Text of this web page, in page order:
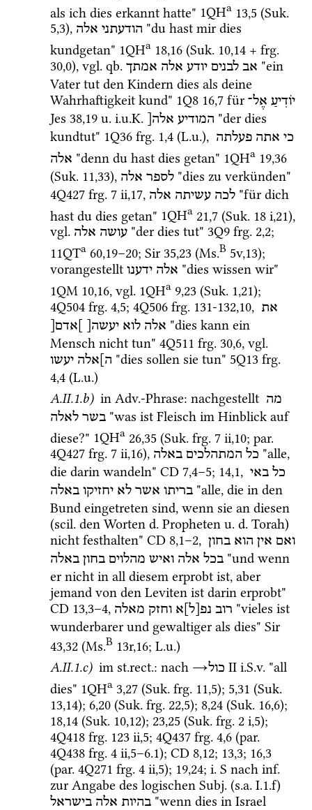
als ich dies erkannt hatte" 1QHa 13,5 (Suk.
5,3), הודעתני אלה
"du hast mir dies
kundgetan" 1QHa 18,16 (Suk. 10,14 + frg.
30,0), vgl. qb. אב לבנים יודע אלה אמתך
"ein
Vater tut den Kindern dies als deine
Wahrhaftigkeit kund" 1Q8 16,7 für יוֹדִיעַ אֶל־
Jes 38,19 u. i.u.K. המודיע אלה[
"der dies
kundtut" 1Q36 frg. 1,4 (L.u.), כי אתה פעלתה
אלה "denn du hast dies getan" 1QHa 19,36
(Suk. 11,33), לספר אלה
4Q427 frg. 7 ii,17, לכה עשיתה אלה
"für dich
hast du dies getan" 1QHa 21,7 (Suk. 18 i,21)
vgl.
עושה אלה "der dies tut" 3Q9 frg. 2,2
11QTa 60,19–20; Sir 35,23 (Ms.B 5v,13);
vorangestellt
אלה ידענו
1QM 10,16, vgl. 1QHa 9,23 (Suk. 1,21)
4Q504 frg. 4,5; 4Q506 frg. 131-132,10, את
אלה לוא יעשה[ ]אדם[
"dies kann ein
Mensch nicht tun" 4Q511 frg. 30,6, vgl.
ה]אלה יעשו "dies sollen sie tun" 5Q13 frg.
4,4 (L.u.)
A.II.1.b) in Adv.-Phrase: nachgestellt מה
בשר לאלה
"was ist Fleisch im Hinblick auf
diese?" 1QHa 26,35 (Suk. frg. 7 ii,10; par.
4Q427 frg. 7 ii,16), כל המתהלכים באלה
"alle,
die darin wandeln" CD 7,4–5; 14,1, כל באי
בריתו אשר לא יחזיקו באלה
"alle, die in den
Bund eingetreten sind, wenn sie an diesen
(scil. den Worten d. Propheten u. d. Torah)
nicht festhalten" CD 8,1–2, ואם אין הוא בחון
בכל אלה ואיש מהלוים בחון באלה
"und wenn
er nicht in all diesem erprobt ist, aber
CD 13,3–4, רוב נפ[ל]א וחזק מאלה
"vieles ist
wunderbarer und gewaltiger als dies" Sir
43,32 (Ms.B 13r,16; L.u.)
A.II.1.c) im st.rect.: nach →כול ‎ II i.S.v. "all
dies" 1QHa 3,27 (Suk. frg. 11,5); 5,31 (Suk.
13,14); 6,20 (Suk. frg. 22,5); 8,24 (Suk. 16,6)
18,14 (Suk. 10,12); 23,25 (Suk. frg. 2 i,5)
4Q418 frg. 123 ii,5; 4Q437 frg. 4,6 (par.
4Q438 frg. 4 ii,5–6.1); CD 8,12; 13,3; 16,3
(par. 4Q271 frg. 4 ii,5); 19,24; i. S nach inf.
zur Angabe des logischen Subj. (s.a.
בהיות אלה בישראל
"wenn dies in Israel